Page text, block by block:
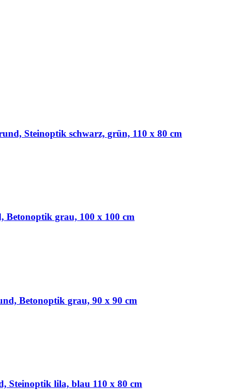
Steinoptik schwarz, grün, 110 x 80 cm
Betonoptik grau, 100 x 100 cm
Betonoptik grau, 90 x 90 cm
Steinoptik lila, blau 110 x 80 cm